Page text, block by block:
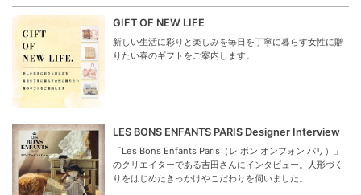
GIFT OF NEW LIFE
新しい生活に彩りと楽しみを毎日を丁寧に暮らす女性に贈
りたい春のギフトをご案内します。
LES BONS ENFANTS PARIS Designer Interview
「Les Bons Enfants Paris（レ ボン オンフォン パリ）」
のクリエイターである吉田さんにインタビュー。人形づく
りをはじめたきっかけやこだわりを伺いました。